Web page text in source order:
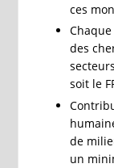
ces
des
soit le
de
un